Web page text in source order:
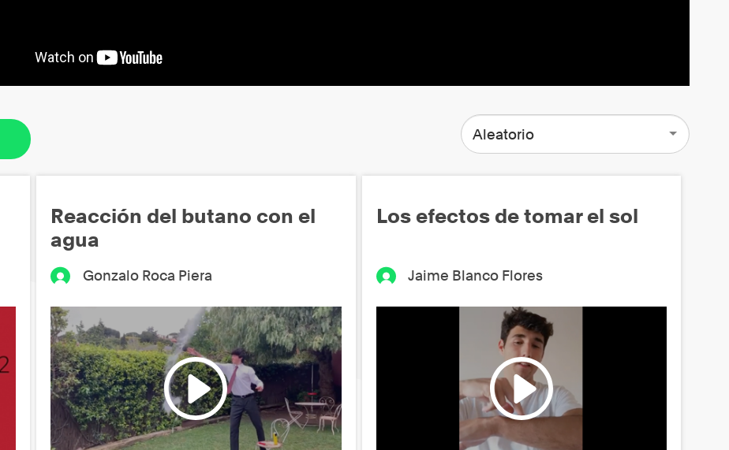
Aleatorio
Reacción del butano con el
agua
Gonzalo Roca Piera
Los efectos de tomar el sol
Jaime Blanco Flores